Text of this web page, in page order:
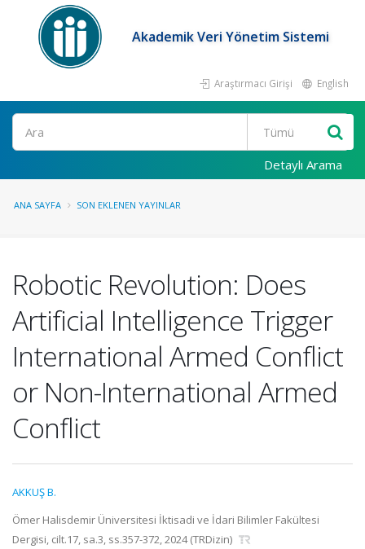
Akademik Veri Yönetim Sistemi
Araştırmacı Girişi English
Ara
Detaylı Arama
ANA SAYFA SON EKLENEN YAYINLAR
Robotic Revolution: Does
Artificial Intelligence Trigger
International Armed Conflict
or Non-International Armed
Conflict
AKKUŞ B.
Ömer Halisdemir Üniversitesi İktisadi ve İdari Bilimler Fakültesi
Dergisi, cilt.17, sa.3, ss.357-372, 2024 (TRDizin)